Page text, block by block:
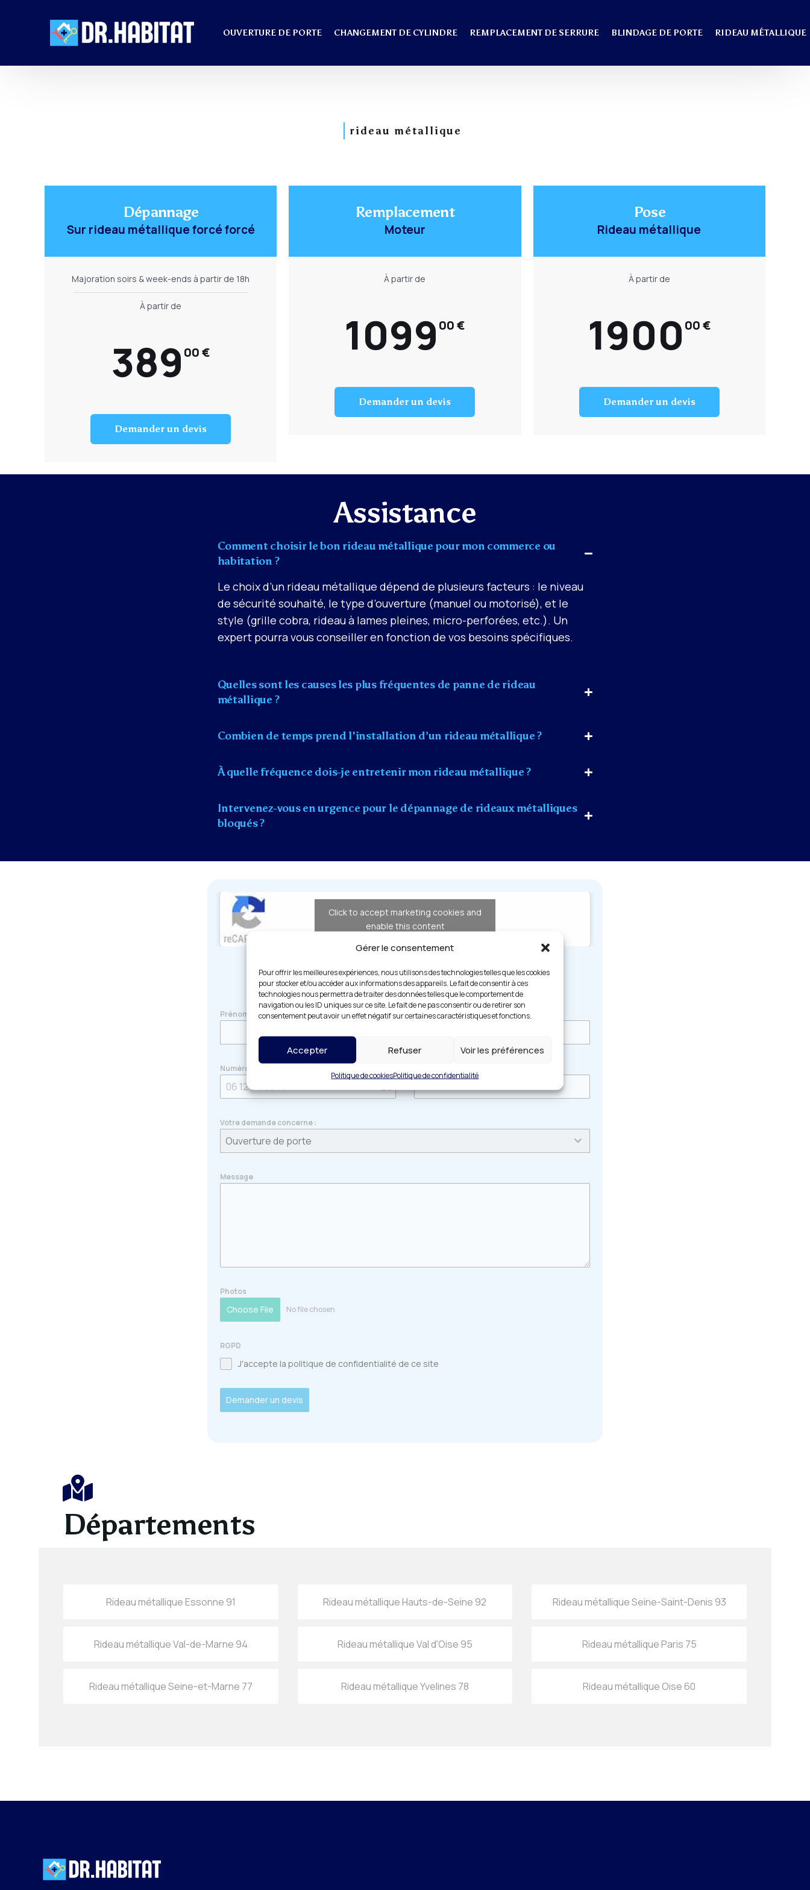
Gérer le consentement
Pour offrir les meilleures expériences, nous utilisons des technologies telles que les cookies
pour stocker et/ou accéder aux informations des appareils. Le fait de consentir à ces
technologies nous permettra de traiter des données telles que le comportement de
navigation ou les ID uniques sur ce site. Le fait de ne pas consentir ou de retirer son
consentement peut avoir un effet négatif sur certaines caractéristiques et fonctions.
Accepter Refuser Voir les préférences
Politique de cookiesPolitique de confidentialité
OUVERTURE DE PORTE CHANGEMENT DE CYLINDRE REMPLACEMENT DE SERRURE BLINDAGE DE PORTE RIDEAU MÉTALLIQUE
rideau métallique
Dépannage
Sur rideau métallique forcé forcé
Majoration soirs & week-ends à partir de 18h
À partir de
389 00 €
Demander un devis
Remplacement
Moteur
À partir de
1099 00 €
Demander un devis
Pose
Rideau métallique
À partir de
1900 00 €
Demander un devis
Assistance
Comment choisir le bon rideau métallique pour mon commerce ou
habitation ?
Le choix d’un rideau métallique dépend de plusieurs facteurs : le niveau
de sécurité souhaité, le type d’ouverture (manuel ou motorisé), et le
style (grille cobra, rideau à lames pleines, micro-perforées, etc.). Un
expert pourra vous conseiller en fonction de vos besoins spécifiques.
Quelles sont les causes les plus fréquentes de panne de rideau
métallique ?
Combien de temps prend l'installation d’un rideau métallique ?
À quelle fréquence dois-je entretenir mon rideau métallique ?
Intervenez-vous en urgence pour le dépannage de rideaux métalliques
bloqués ?
Click to accept marketing cookies and
enable this content
Demande de devis
Pour un traitement rapide, joignez les photos de votre serrure
Prénom Nom de famille*
Numéro de téléphone
France
Votre demande concerne :
Ouverture de porte
Message
Photos
Choose File No file chosen
RGPD
J'accepte la politique de confidentialité de ce site
Demander un devis
Départements
Rideau métallique Essonne 91 Rideau métallique Hauts-de-Seine 92 Rideau métallique Seine-Saint-Denis 93
Rideau métallique Val-de-Marne 94 Rideau métallique Val d'Oise 95 Rideau métallique Paris 75
Rideau métallique Seine-et-Marne 77 Rideau métallique Yvelines 78 Rideau métallique Oise 60